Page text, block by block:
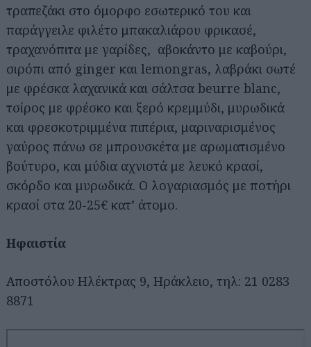
τραπεζάκι στο όμορφο εσωτερικό του και
παράγγειλε φιλέτο μπακαλιάρου φρικασέ,
τραχανόπιτα με γαρίδες, αβοκάντο με καβούρι,
σιρόπι από ginger και lemongras, λαβράκι σωτέ
με φρέσκα λαχανικά και σάλτσα beurre blanc,
τσίρος με φρέσκο και ξερό κρεμμύδι, μυρωδικά
και φρεσκοτριμμένα πιπέρια, μαριναρισμένος
γαύρος πάνω σε μπρουσκέτα με αρωματισμένο
βούτυρο, και μύδια αχνιστά με λευκό κρασί,
σκόρδο και μυρωδικά. Ο λογαριασμός με ποτήρι
κρασί στα 20-25€ κατ’ άτομο.
Ηφαιστία
Αποστόλου Ηλέκτρας 9, Ηράκλειο, τηλ: 21 0283
8871